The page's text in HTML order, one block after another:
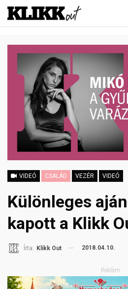
VIDEÓ CSALÁD VEZÉR VIDEÓ
Különleges
kapott a Klikk
Írta: Klikk Out 2018.04.10.
Reklám